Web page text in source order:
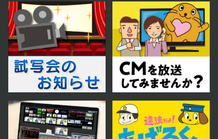
2024年01月08日 放送
第58話
2024年01月05日 放送
第57話